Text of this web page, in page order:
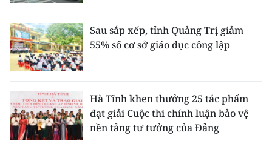
Sau sắp xếp, tỉnh Quảng Trị giảm
55% số cơ sở giáo dục công lập
Hà Tĩnh khen thưởng 25 tác phẩm
đạt giải Cuộc thi chính luận bảo vệ
nền tảng tư tưởng của Đảng